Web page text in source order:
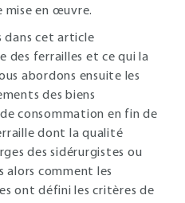
mise en œuvre.
dans cet article
des ferrailles et ce qui la
abordons ensuite les
des biens
consommation en fin de
dont la qualité
des sidérurgistes ou
alors comment les
ont défini les critères de